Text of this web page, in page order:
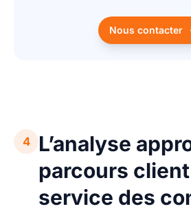
Nous contacter
4
L’analyse
parcours
service des